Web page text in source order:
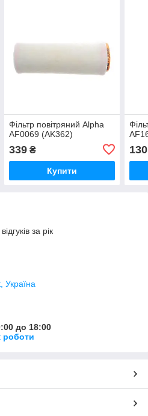
Фільтр повітряний Alpha
AF0069 (AK362)
339₴
Купити
130
за рік
Україна
до 18:00
роботи